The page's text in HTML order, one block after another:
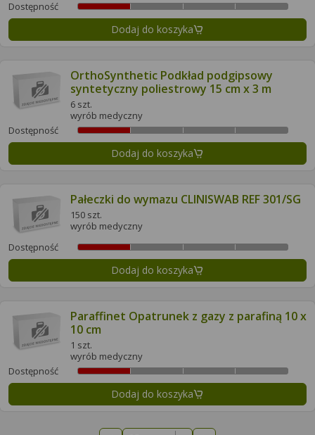
Dostępność
Dodaj do koszyka
OrthoSynthetic Podkład podgipsowy
syntetyczny poliestrowy 15 cm x 3 m
6 szt.
wyrób medyczny
Dostępność
Dodaj do koszyka
Pałeczki do wymazu CLINISWAB REF 301/SG
150 szt.
wyrób medyczny
Dostępność
Dodaj do koszyka
Paraffinet Opatrunek z gazy z parafiną 10 x
10 cm
1 szt.
wyrób medyczny
Dostępność
Dodaj do koszyka